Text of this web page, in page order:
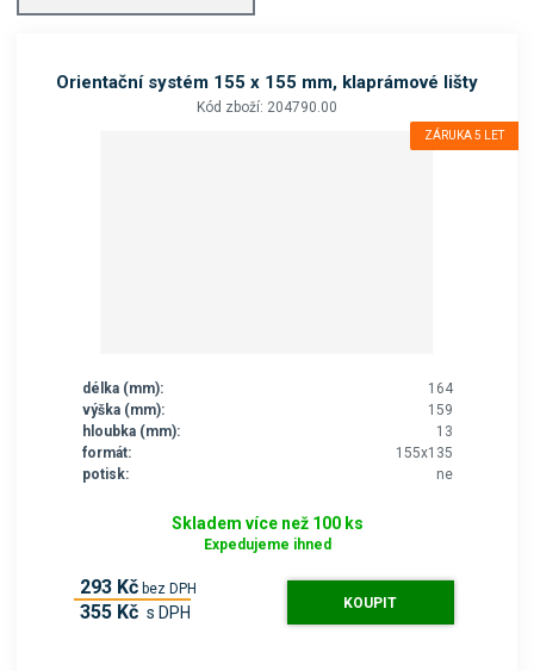
Orientační systém 155 x 155 mm, klaprámové lišty
Kód zboží: 204790.00
ZÁRUKA 5 LET
délka (mm):
164
výška (mm):
159
hloubka (mm):
13
formát:
155x135
potisk:
ne
Skladem více než 100 ks
Expedujeme ihned
293 Kč bez DPH
355 Kč s DPH KOUPIT